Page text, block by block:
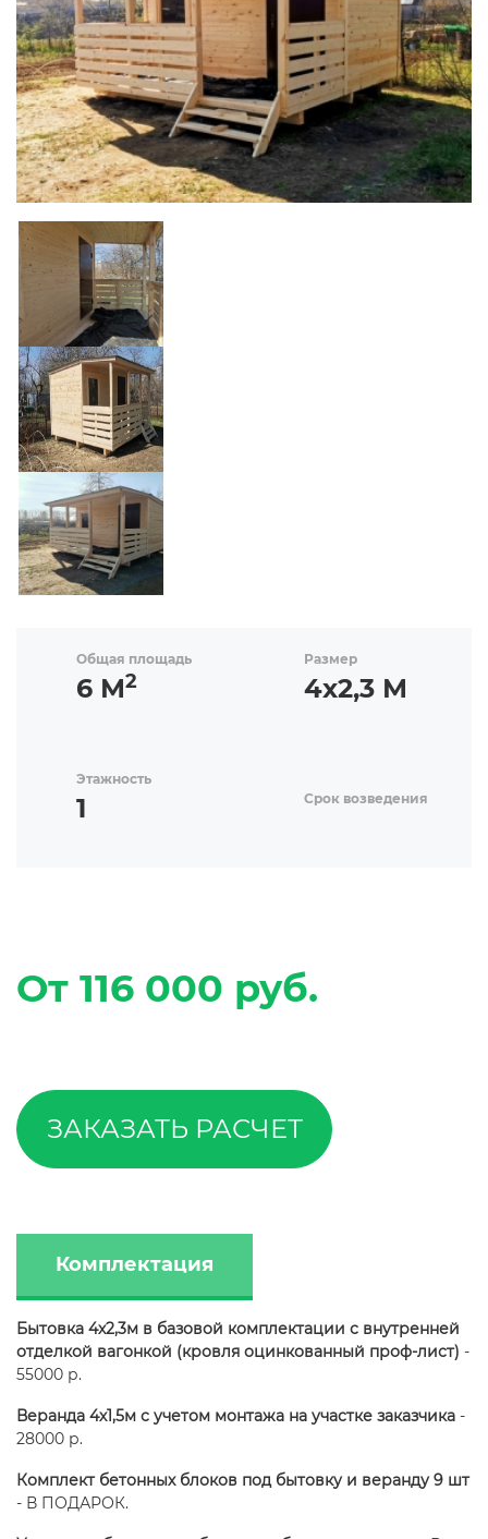
Общая площадь
6 М2
Размер
4х2,3 М
Этажность
1 Срок возведения
От 116 000 руб.
ЗАКАЗАТЬ РАСЧЕТ
Комплектация
Бытовка 4х2,3м в базовой комплектации с внутренней
отделкой вагонкой (кровля оцинкованный проф-лист) -
55000 р.
Веранда 4х1,5м с учетом монтажа на участке заказчика -
28000 р.
Комплект бетонных блоков под бытовку и веранду 9 шт
- В ПОДАРОК.